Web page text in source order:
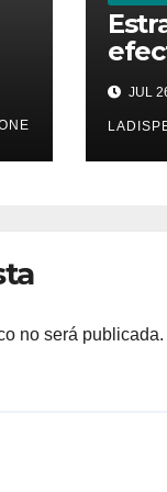
enJUL
no será publicada.